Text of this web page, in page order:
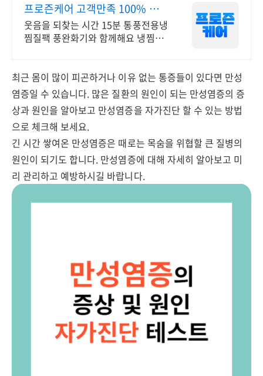
프로즌케어 고객만족 100% 발
냉찜질기
웃음을 되찾는 시간 15분 통풍전용냉
찜질팩 풍완화기와 함께해요 냉찜질
최근 몸이 많이 피곤하거나 이유 없는 통증들이 있다면 만성
염증일 수 있습니다. 많은 질환의 원인이 되는 만성염증의 증
상과 원인을 알아보고 만성염증을 자가진단 할 수 있는 방법
으로 체크해 보세요.
긴 시간 쌓여온 만성염증은 때로는 목숨을 위협할 큰 질병의
원인이 되기도 합니다. 만성염증에 대해 자세히 알아보고 미
리 관리하고 예방하시길 바랍니다.